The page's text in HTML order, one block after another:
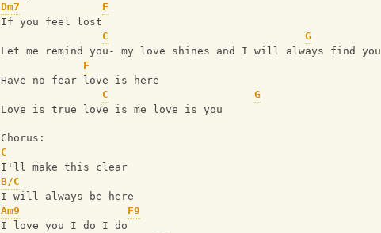
Dm7
F
If you feel lost
C
G
Let me remind you- my love shines and I will always find you
F
Have no fear love is here
C
G
Love is true love is me love is you
Chorus:
C
I'll make this clear
B/C
I will always be here
Am9
F9
I love you I do I do